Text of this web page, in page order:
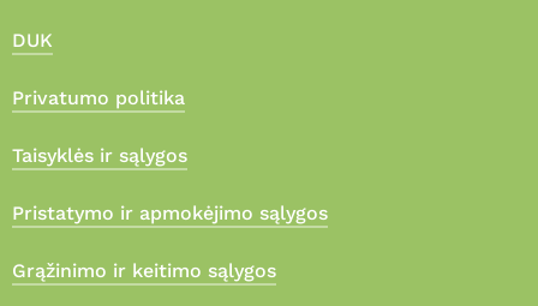
DUK
Privatumo politika
Taisyklės ir sąlygos
Pristatymo ir apmokėjimo sąlygos
Grąžinimo ir keitimo sąlygos